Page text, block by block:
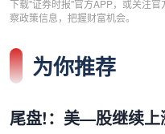
下载"证券时报"官方APP，或关注
察政策信息，把握财富机会。
为你推荐
尾盘!：美—股继续上